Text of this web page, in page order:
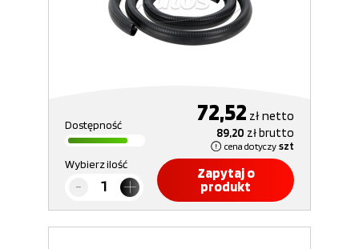
Dostępność 72,52 złnetto
89,20 złbrutto
cena dotyczy szt
Wybierz ilość
Zapytaj o
produkt